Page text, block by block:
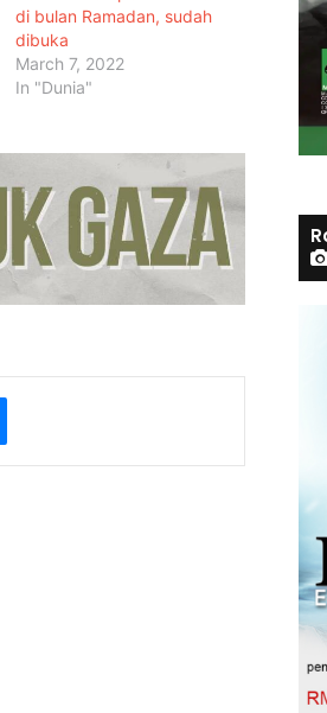
di bulan Ramadan, sudah
dibuka
March 7, 2022
In "Dunia"
Bercuti Sementara
Presiden PKR,
Tugas
Kes Penyeludupan
Menjunam
Digital 2026
Ini, Bawa Peluang
Komuniti Setempat
Dunia 2027
Perkukuh